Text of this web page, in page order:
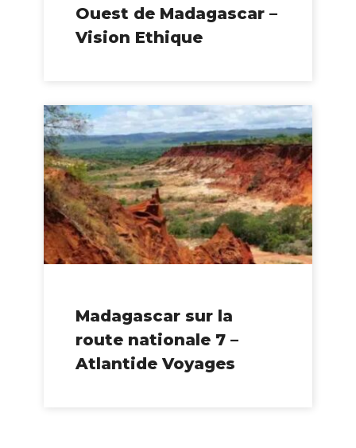
Ouest de Madagascar –
Vision Ethique
Madagascar sur la
route nationale 7 –
Atlantide Voyages